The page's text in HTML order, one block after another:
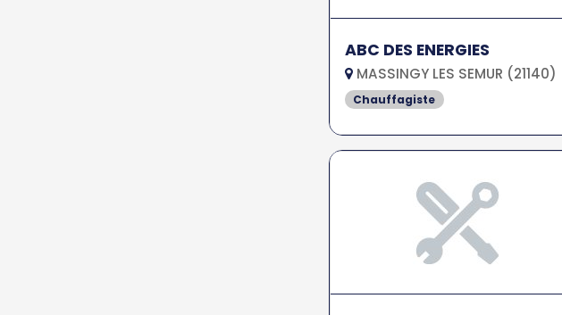
ABC DES ENERGIES
MASSINGY LES SEMUR (21140)
Chauffagiste